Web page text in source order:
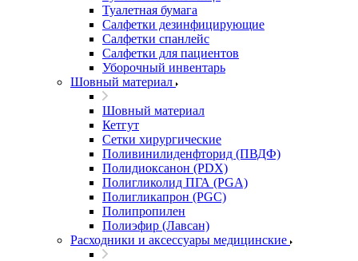
Туалетная бумага
Салфетки дезинфицирующие
Салфетки спанлейс
Салфетки для пациентов
Уборочный инвентарь
Шовный материал
Шовный материал
Кетгут
Сетки хирургические
Поливинилиденфторид (ПВДФ)
Полидиоксанон (PDX)
Полигликолид ПГА (PGA)
Полигликапрон (PGC)
Полипропилен
Полиэфир (Лавсан)
Расходники и аксессуары медицинские